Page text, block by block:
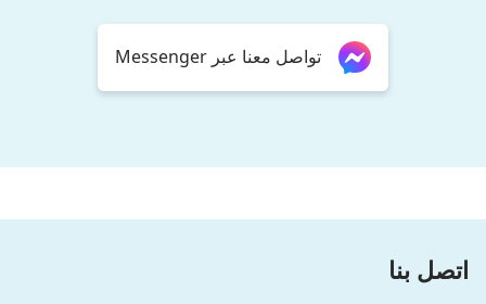
تواصل معنا عبر Messenger
اتصل بنا